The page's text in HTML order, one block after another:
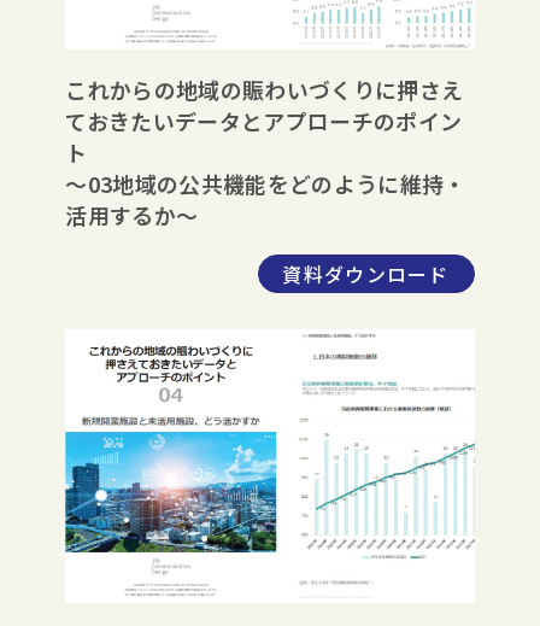
これからの地域の賑わいづくりに押さえ
ておきたいデータとアプローチのポイン
ト
～03地域の公共機能をどのように維持・
活用するか～
資料ダウンロード